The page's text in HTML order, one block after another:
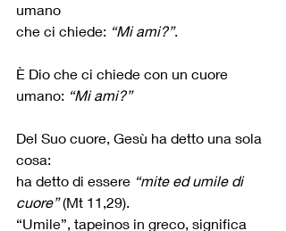
umano
che ci chiede: “Mi ami?”.
È Dio che ci chiede con un cuore
umano: “Mi ami?”
Del Suo cuore, Gesù ha detto una sola
cosa:
ha detto di essere “mite ed umile di
cuore” (Mt 11,29).
“Umile”, tapeinos in greco, significa